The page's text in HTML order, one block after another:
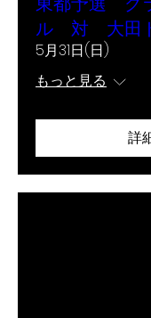
ル 対 大田
5月31日(日)
もっと見る
詳